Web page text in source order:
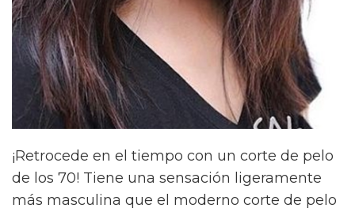
¡Retrocede en el tiempo con un corte de pelo
de los 70! Tiene una sensación ligeramente
más masculina que el moderno corte de pelo